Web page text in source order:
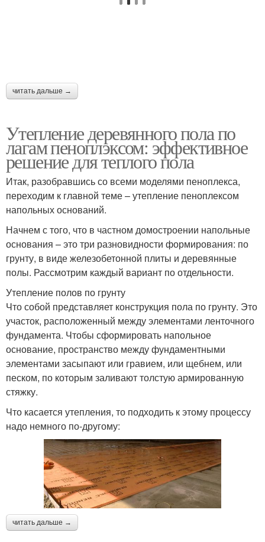
читать дальше →
Утепление деревянного пола по
лагам пеноплэксом: эффективное
решение для теплого пола
Итак, разобравшись со всеми моделями пеноплекса,
переходим к главной теме – утепление пеноплексом
напольных оснований.
Начнем с того, что в частном домостроении напольные
основания – это три разновидности формирования: по
грунту, в виде железобетонной плиты и деревянные
полы. Рассмотрим каждый вариант по отдельности.
Утепление полов по грунту
Что собой представляет конструкция пола по грунту. Это
участок, расположенный между элементами ленточного
фундамента. Чтобы сформировать напольное
основание, пространство между фундаментными
элементами засыпают или гравием, или щебнем, или
песком, по которым заливают толстую армированную
стяжку.
Что касается утепления, то подходить к этому процессу
надо немного по-другому:
читать дальше →